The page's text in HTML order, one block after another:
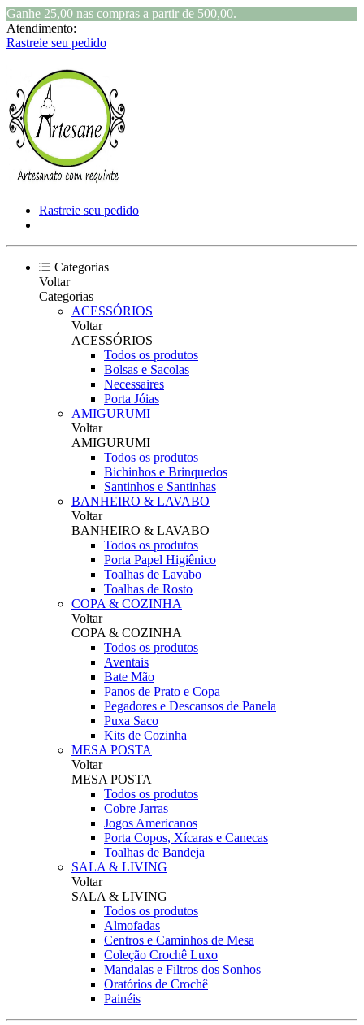
Ganhe 25,00 nas compras a partir de 500,00.
Atendimento:
Rastreie seu pedido
Rastreie seu pedido
Categorias
Voltar
Categorias
ACESSÓRIOS
Voltar
ACESSÓRIOS
Todos os produtos
Bolsas e Sacolas
Necessaires
Porta Jóias
AMIGURUMI
Voltar
AMIGURUMI
Todos os produtos
Bichinhos e Brinquedos
Santinhos e Santinhas
BANHEIRO & LAVABO
Voltar
BANHEIRO & LAVABO
Todos os produtos
Porta Papel Higiênico
Toalhas de Lavabo
Toalhas de Rosto
COPA & COZINHA
Voltar
COPA & COZINHA
Todos os produtos
Aventais
Bate Mão
Panos de Prato e Copa
Pegadores e Descansos de Panela
Puxa Saco
Kits de Cozinha
MESA POSTA
Voltar
MESA POSTA
Todos os produtos
Cobre Jarras
Jogos Americanos
Porta Copos, Xícaras e Canecas
Toalhas de Bandeja
SALA & LIVING
Voltar
SALA & LIVING
Todos os produtos
Almofadas
Centros e Caminhos de Mesa
Coleção Crochê Luxo
Mandalas e Filtros dos Sonhos
Oratórios de Crochê
Painéis